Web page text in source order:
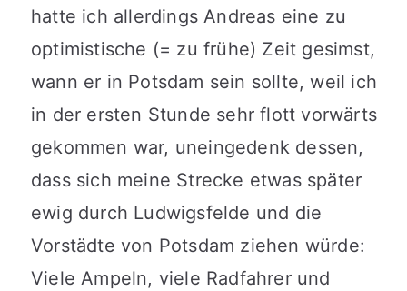
hatte ich allerdings Andreas eine zu
optimistische (= zu frühe) Zeit gesimst,
wann er in Potsdam sein sollte, weil ich
in der ersten Stunde sehr flott vorwärts
gekommen war, uneingedenk dessen,
dass sich meine Strecke etwas später
ewig durch Ludwigsfelde und die
Vorstädte von Potsdam ziehen würde:
Viele Ampeln, viele Radfahrer und